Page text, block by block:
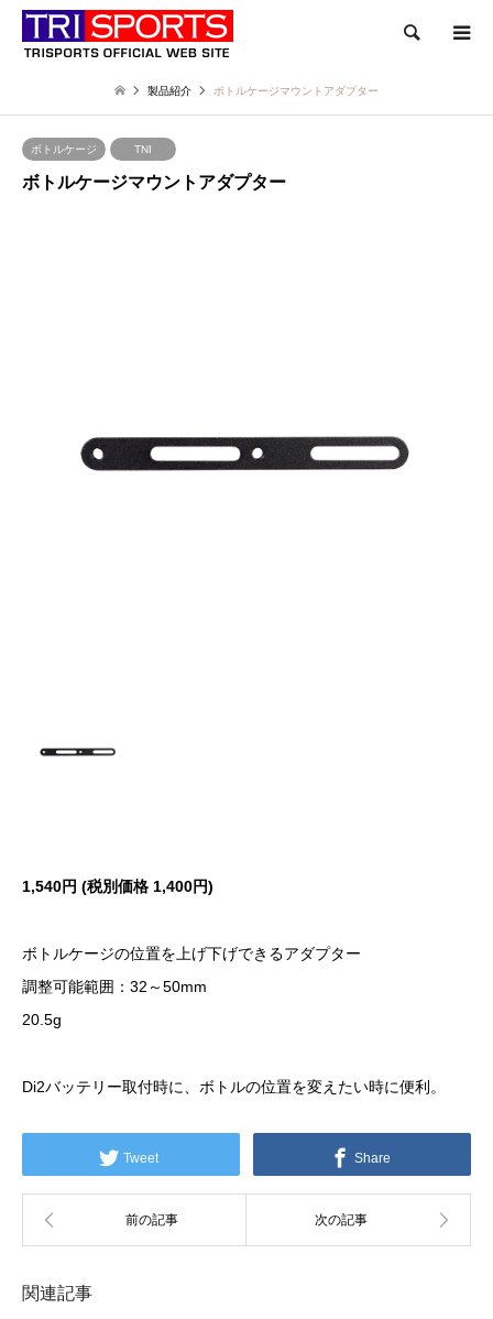
検索
製品紹介 ボトルケージマウントアダプター
ボトルケージ TNI
ボトルケージマウントアダプター
1,540円 (税別価格 1,400円)
ボトルケージの位置を上げ下げできるアダプター
調整可能範囲：32～50mm
20.5g
Di2バッテリー取付時に、ボトルの位置を変えたい時に便利。
Tweet Share
関連記事